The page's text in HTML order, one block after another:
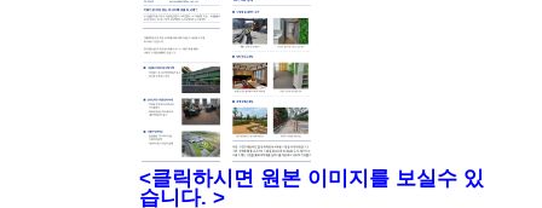
<클릭하시면 원본 이미지를 보실수 있
습니다. >